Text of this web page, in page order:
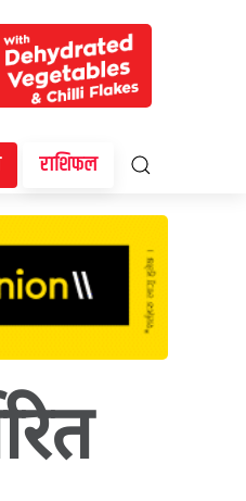
राशिफल